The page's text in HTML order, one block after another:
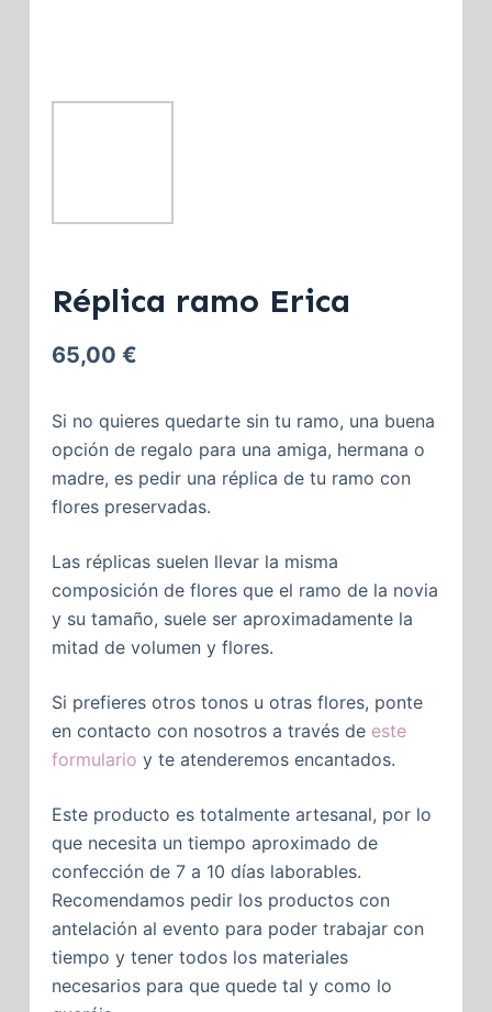
Réplica ramo Erica
65,00 €
Si no quieres quedarte sin tu ramo, una buena
opción de regalo para una amiga, hermana o
madre, es pedir una réplica de tu ramo con
flores preservadas.
Las réplicas suelen llevar la misma
composición de flores que el ramo de la novia
y su tamaño, suele ser aproximadamente la
mitad de volumen y flores.
Si prefieres otros tonos u otras flores, ponte
en contacto con nosotros a través de este
formulario y te atenderemos encantados.
Este producto es totalmente artesanal, por lo
que necesita un tiempo aproximado de
confección de 7 a 10 días laborables.
Recomendamos pedir los productos con
antelación al evento para poder trabajar con
tiempo y tener todos los materiales
necesarios para que quede tal y como lo